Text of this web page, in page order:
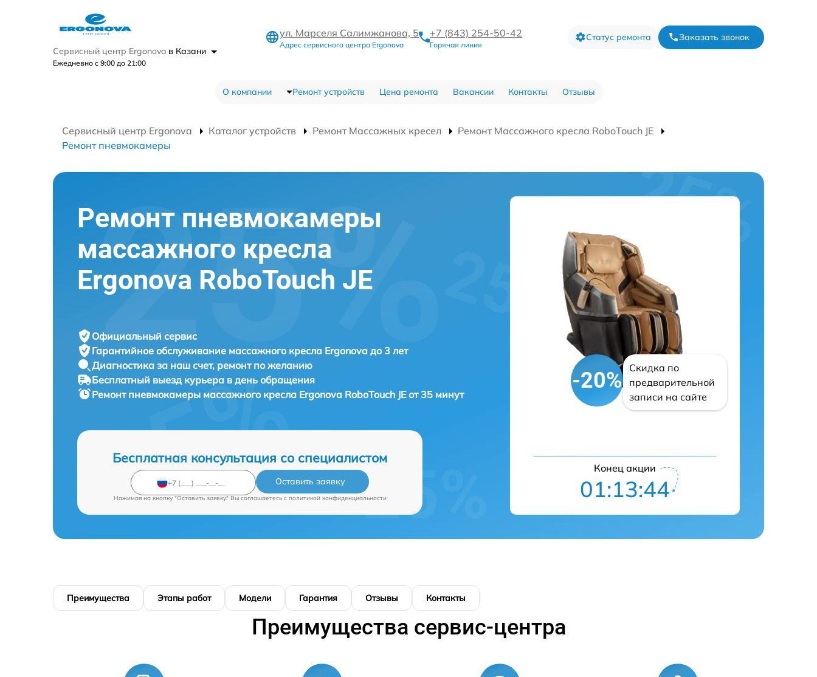
Сервисный центр Ergonova в Казани
Ежедневно с 9:00 до 21:00
ул. Марселя Салимжанова, 5
Адрес сервисного центра Ergonova
+7 (843) 254-50-42
Горячая линия
Статус ремонта Заказать звонок
О компании Ремонт устройств Цена ремонта Вакансии Контакты Отзывы
Сервисный центр Ergonova Каталог устройств Ремонт Массажных кресел
Ремонт Массажного кресла RoboTouch JE
Ремонт пневмокамеры
Ремонт пневмокамеры
массажного кресла
Ergonova RoboTouch JE
Официальный сервис
Гарантийное обслуживание массажного кресла Ergonova до 3 лет
Диагностика за наш счет, ремонт по желанию
Бесплатный выезд курьера в день обращения
Ремонт пневмокамеры массажного кресла Ergonova RoboTouch JE от 35 минут
Бесплатная консультация со специалистом
Оставить заявку
Нажимая на кнопку "Оставить заявку" Вы соглашаетесь c политикой конфиденциальности
-20%
Скидка по
предварительной
записи на сайте
Конец акции
01:13:42
Преимущества Этапы работ Модели Гарантия Отзывы Контакты
Преимущества сервис-центра